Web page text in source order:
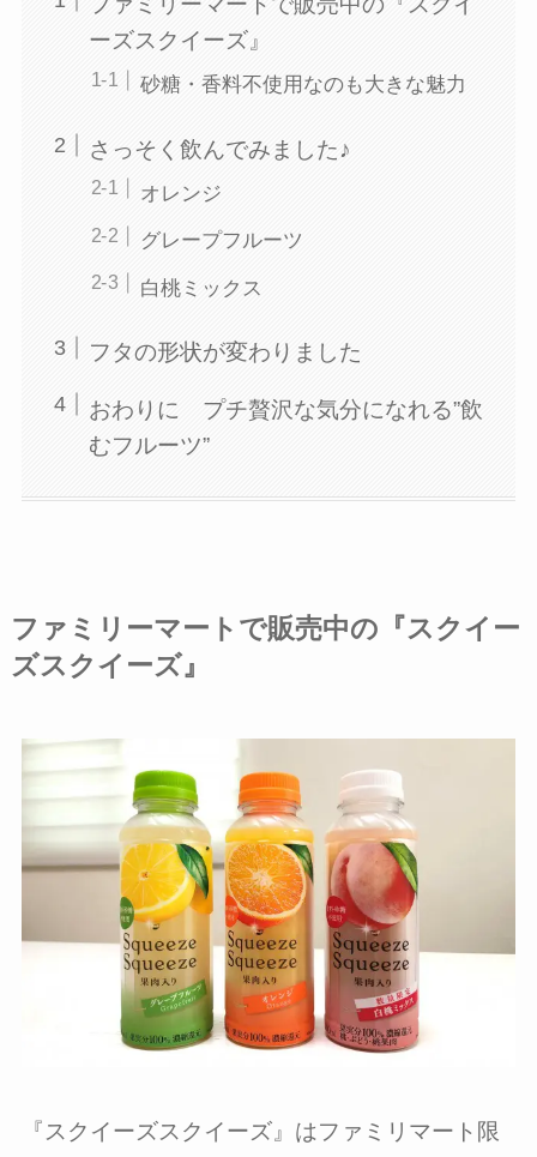
ーズスクイーズ』
砂糖・香料不使用なのも大きな魅力
さっそく飲んでみました♪
オレンジ
グレープフルーツ
白桃ミックス
フタの形状が変わりました
おわりに プチ贅沢な気分になれる”飲
むフルーツ”
ファミリーマートで販売中の『スクイー
ズスクイーズ』
『スクイーズスクイーズ』はファミリマート限